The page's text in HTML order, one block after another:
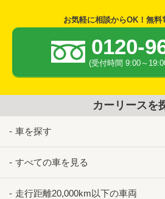
お気軽に相談からOK！無料
0120-
(受付時間 9:00～
カーリースを
車を探す
すべての車を見る
走行距離20,000km以下の車両